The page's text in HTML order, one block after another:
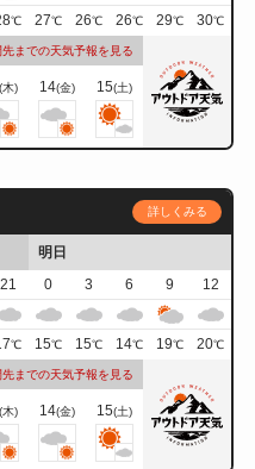
℃ 27℃ 26℃ 26℃ 29℃ 30℃
までの天気予報を見る
(木) 14(金) 15(土)
詳しくみる
明日
21 0 3 6 9
12
℃ 15℃ 15℃ 14℃ 19℃ 20℃
までの天気予報を見る
(木) 14(金) 15(土)